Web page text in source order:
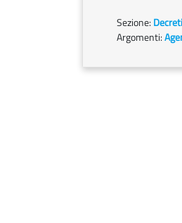
Sezione:
Argomenti: